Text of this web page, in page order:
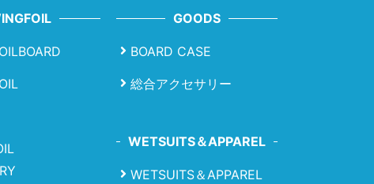
GOODS
BOARD CASE
総合アクセサリー
WETSUITS＆APPAREL
WETSUITS＆APPAREL